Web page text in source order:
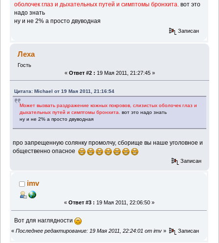
оболочек глаз и дыхательных путей и симптомы бронхита.вот это
надо знать
ну и не 2% а просто двуводная
Записан
Леха
Гость
« Ответ #2 : 19 Мая 2011, 21:27:45 »
Цитата: Michael от 19 Мая 2011, 21:16:54
Может вызвать раздражение кожных покровов, слизистых оболочек глаз и
дыхательных путей и симптомы бронхита.вот это надо знать
ну и не 2% а просто двуводная
про запрещенную солянку промолчу, сборище вы наше уголовное и
общественно опасное
Записан
imv
« Ответ #3 : 19 Мая 2011, 22:06:50 »
Вот для наглядности
« Последнее редактирование: 19 Мая 2011, 22:24:01 от imv » Записан